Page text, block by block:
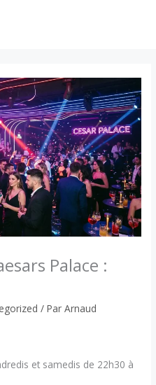
Palace :
/ ParArnaud
et samedis de 22h30 à